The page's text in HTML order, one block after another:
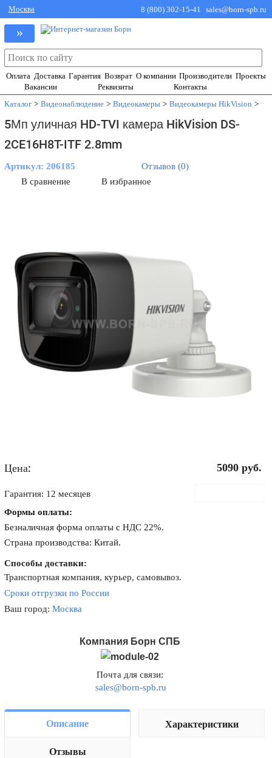
Москва 8 (800) 302-15-41 sales@born-spb.ru
»
Оплата Доставка Гарантия Возврат О компании Производители Проекты
Вакансии
Реквизиты
Контакты
Каталог > Видеонаблюдение > Видеокамеры > Видеокамеры HikVision >
5Мп уличная HD-TVI камера HikVision DS-
2CE16H8T-ITF 2.8mm
Артикул:206185
Отзывов (0)
В сравнение
В избранное
Цена: 5090 руб.
Гарантия: 12 месяцев
Формы оплаты:
Безналичная форма оплаты с НДС 22%.
Страна производства: Китай.
Способы доставки:
Транспортная компания, курьер, самовывоз.
Сроки отгрузки по России
Ваш город:Москва
Компания Борн СПБ
Почта для связи:
sales@born-spb.ru
Описание Характеристики
Отзывы